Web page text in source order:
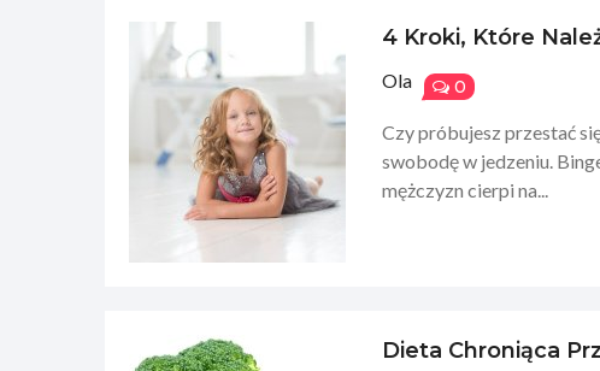
4 Kroki, Które
Ola 0
Czy próbujesz przestać
swobodę w jedzeniu.
mężczyzn cierpi na...
Dieta Chroniąca